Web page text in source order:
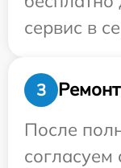
сервис в
3
После
согласуем